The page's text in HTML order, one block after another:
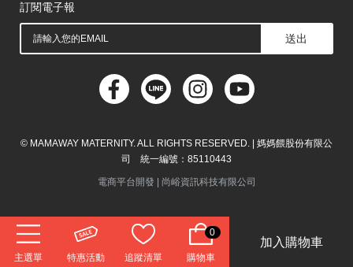
主選單 特惠活動 追蹤清單
0
購物車
加入購物車
訂閱電子報
送出
© MAMAWAY MATERNITY. ALL RIGHTS RESERVED. | 媽媽餵股份有限公
司 統一編號：85110443
電商平台開發 | 尚峪資訊科技有限公司